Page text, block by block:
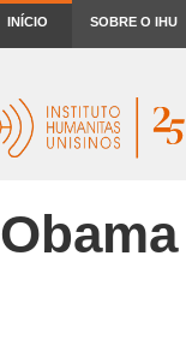
INÍCIO SOBRE O IHU